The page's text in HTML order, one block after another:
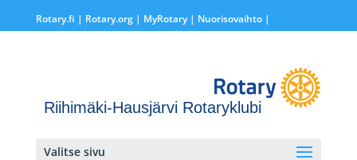
Rotary.fi | Rotary.org| MyRotary | Nuorisovaihto|
Riihimäki-Hausjärvi Rotaryklubi
Valitse sivu